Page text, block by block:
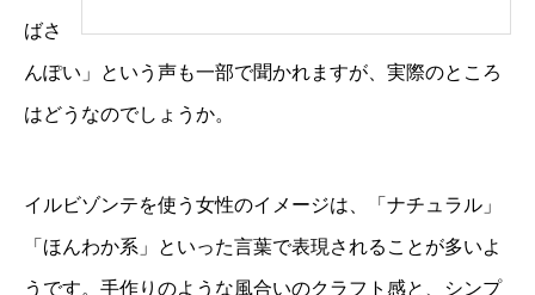
ばさ
んぽい」という声も一部で聞かれますが、実際のところ
はどうなのでしょうか。
イルビゾンテを使う女性のイメージは、「ナチュラル」
「ほんわか系」といった言葉で表現されることが多いよ
うです。手作りのような風合いのクラフト感と、シンプ